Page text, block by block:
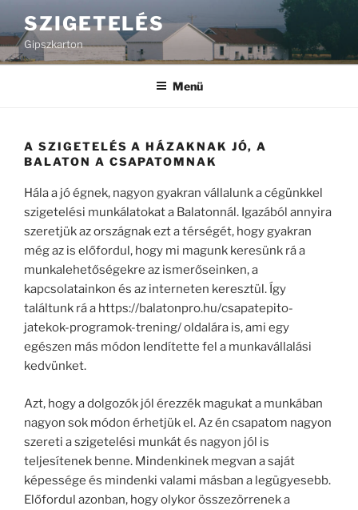
SZIGETELÉS
Gipszkarton
Menü
A SZIGETELÉS A HÁZAKNAK JÓ, A
BALATON A CSAPATOMNAK
Hála a jó égnek, nagyon gyakran vállalunk a cégünkkel
szigetelési munkálatokat a Balatonnál. Igazából annyira
szeretjük az országnak ezt a térségét, hogy gyakran
még az is előfordul, hogy mi magunk keresünk rá a
munkalehetőségekre az ismerőseinken, a
kapcsolatainkon és az interneten keresztül. Így
találtunk rá a https://balatonpro.hu/csapatepito-
jatekok-programok-trening/ oldalára is, ami egy
egészen más módon lendítette fel a munkavállalási
kedvünket.
Azt, hogy a dolgozók jól érezzék magukat a munkában
nagyon sok módon érhetjük el. Az én csapatom nagyon
szereti a szigetelési munkát és nagyon jól is
teljesítenek benne. Mindenkinek megvan a saját
képessége és mindenki valami másban a legügyesebb.
Előfordul azonban, hogy olykor összezörrenek a